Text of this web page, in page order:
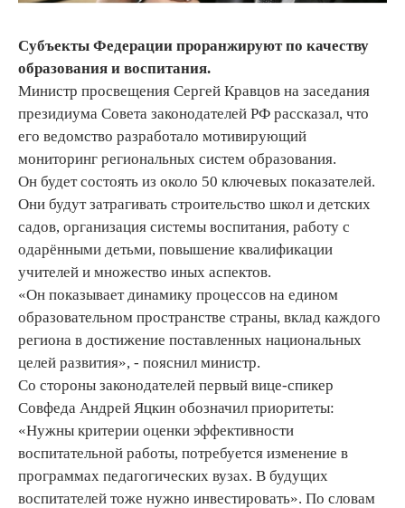
Субъекты Федерации проранжируют по качеству
образования и воспитания.
Министр просвещения Сергей Кравцов на заседания
президиума Совета законодателей РФ рассказал, что
его ведомство разработало мотивирующий
мониторинг региональных систем образования.
Он будет состоять из около 50 ключевых показателей.
Они будут затрагивать строительство школ и детских
садов, организация системы воспитания, работу с
одарёнными детьми, повышение квалификации
учителей и множество иных аспектов.
«Он показывает динамику процессов на едином
образовательном пространстве страны, вклад каждого
региона в достижение поставленных национальных
целей развития», - пояснил министр.
Со стороны законодателей первый вице-спикер
Совфеда Андрей Яцкин обозначил приоритеты:
«Нужны критерии оценки эффективности
воспитательной работы, потребуется изменение в
программах педагогических вузах. В будущих
воспитателей тоже нужно инвестировать». По словам